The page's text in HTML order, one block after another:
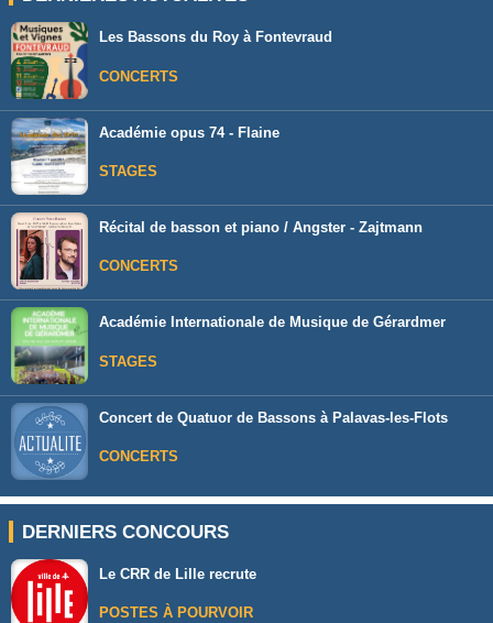
Les Bassons du Roy à Fontevraud
CONCERTS
Académie opus 74 - Flaine
STAGES
Récital de basson et piano / Angster - Zajtmann
CONCERTS
Académie Internationale de Musique de Gérardmer
STAGES
Concert de Quatuor de Bassons à Palavas-les-Flots
CONCERTS
DERNIERS CONCOURS
Le CRR de Lille recrute
POSTES À POURVOIR